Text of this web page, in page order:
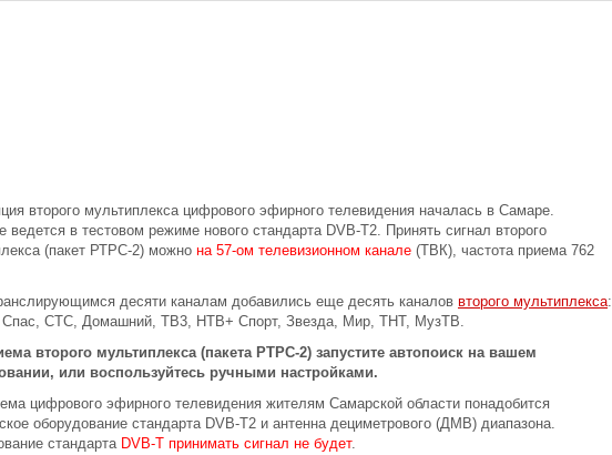
второго мультиплекса цифрового эфирного телевидения началась в Самаре.
ведется в тестовом режиме нового стандарта DVB-T2. Принять сигнал второго
(пакет РТРС-2) можно на 57-ом телевизионном канале (ТВК), частота приема 762
десяти каналам добавились еще десять каналов второго мультиплекса:
Спас, СТС, Домашний, ТВ3, НТВ+ Спорт, Звезда, Мир, ТНТ, МузТВ.
второго мультиплекса (пакета РТРС-2) запустите автопоиск на вашем
или воспользуйтесь ручными настройками.
цифрового эфирного телевидения жителям Самарской области понадобится
оборудование стандарта DVB-T2 и антенна дециметрового (ДМВ) диапазона.
стандарта DVB-T принимать сигнал не будет.